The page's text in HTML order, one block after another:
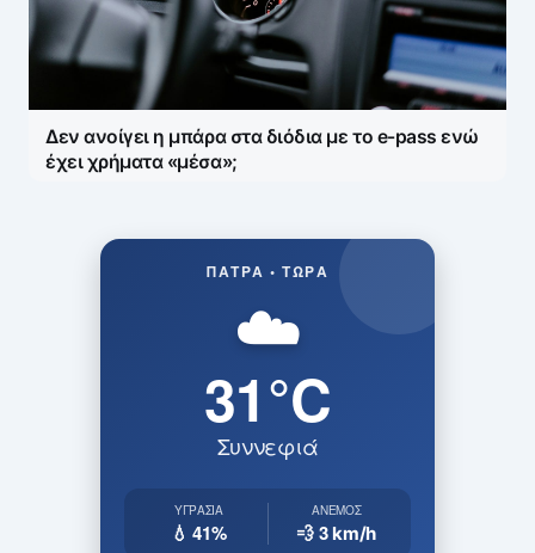
Δεν ανοίγει η μπάρα στα διόδια με το e-pass ενώ
έχει χρήματα «μέσα»;
ΠΆΤΡΑ • ΤΏΡΑ
☁️
31°C
Συννεφιά
ΥΓΡΑΣΊΑ
💧 41%
ΆΝΕΜΟΣ
💨 3km/h